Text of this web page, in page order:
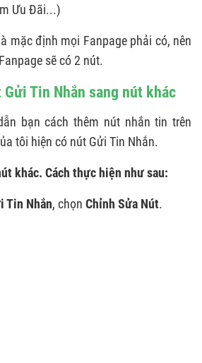
Ưu Đãi...)
mặc định mọi Fanpage phải có, nên
sẽ có 2 nút.
Tin Nhắn sang nút khác
bạn cách thêm nút nhắn tin trên
tôi hiện có nút Gửi Tin Nhắn.
khác. Cách thực hiện như sau:
Tin Nhắn, chọn Chỉnh Sửa Nút.